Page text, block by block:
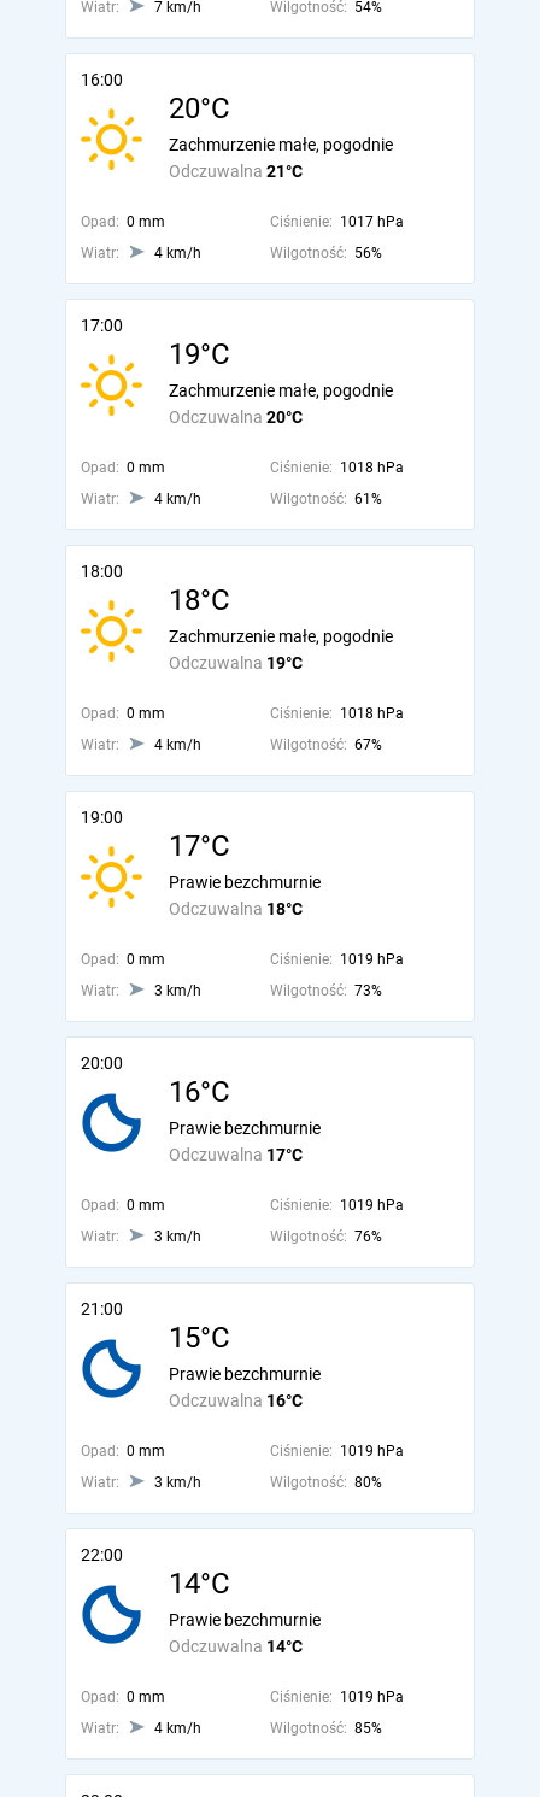
Wiatr:
7 km/h Wilgotność: 54%
16:00
20°C
Odczuwalna 21°C
Zachmurzenie małe, pogodnie
Opad: 0 mm Ciśnienie: 1017 hPa
Wiatr:
4 km/h Wilgotność: 56%
17:00
19°C
Odczuwalna 20°C
Zachmurzenie małe, pogodnie
Opad: 0 mm Ciśnienie: 1018 hPa
Wiatr:
4 km/h Wilgotność: 61%
18:00
18°C
Odczuwalna 19°C
Zachmurzenie małe, pogodnie
Opad: 0 mm Ciśnienie: 1018 hPa
Wiatr:
4 km/h Wilgotność: 67%
19:00
17°C
Odczuwalna 18°C
Prawie bezchmurnie
Opad: 0 mm Ciśnienie: 1019 hPa
Wiatr:
3 km/h Wilgotność: 73%
20:00
16°C
Odczuwalna 17°C
Prawie bezchmurnie
Opad: 0 mm Ciśnienie: 1019 hPa
Wiatr:
3 km/h Wilgotność: 76%
21:00
15°C
Odczuwalna 16°C
Prawie bezchmurnie
Opad: 0 mm Ciśnienie: 1019 hPa
Wiatr:
3 km/h Wilgotność: 80%
22:00
14°C
Odczuwalna 14°C
Prawie bezchmurnie
Opad: 0 mm Ciśnienie: 1019 hPa
Wiatr:
4 km/h Wilgotność: 85%